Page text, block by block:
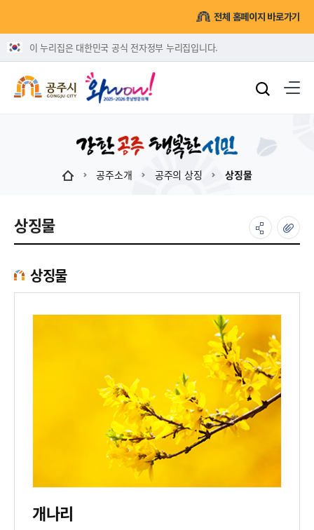
전체 홈페이지 바로가기
이 누리집은 대한민국 공식 전자정부 누리집입니다.
공주소개 공주의 상징 상징물
상징물
상징물
개나리